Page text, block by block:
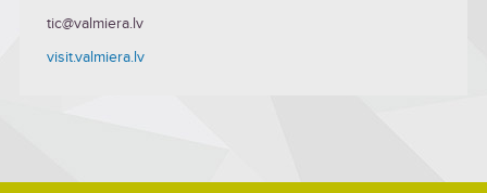
tic@valmiera.lv
visit.valmiera.lv